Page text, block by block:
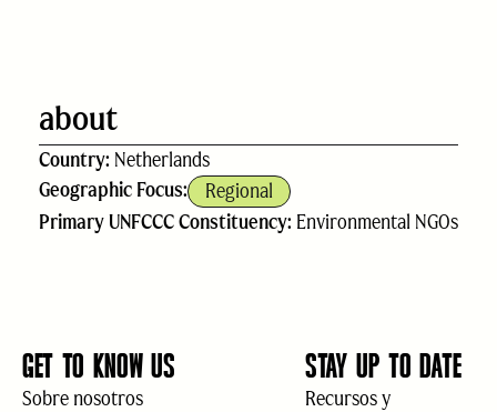
about
Country: Netherlands
Geographic Focus:
Regional
Primary UNFCCC Constituency: Environmental NGOs
GET TO KNOW US
Sobre nosotros
STAY UP TO DATE
Recursos y